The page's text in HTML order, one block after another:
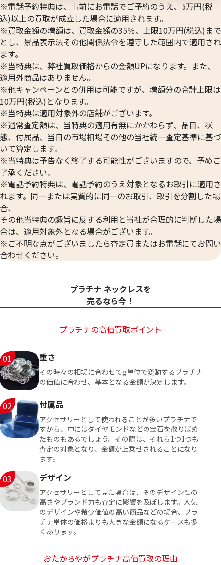
※電話予約特典は、事前にお電話でご予約のうえ、5万円(税
込)以上の買取が成立した場合に適用されます。
※買取金額の増額は、買取金額の35％、上限10万円(税込)まで
とし、景品表示法その他関係法令を遵守した範囲内で適用され
ます。
※当特典は、弊社買取価格からの金額UPになります。また、
適用外商品はありません。
※他キャンペーンとの併用は可能ですが、増額分の合計上限は
10万円(税込)となります。
※当特典は適用対象外の店舗がございます。
※通常査定額は、当特典の適用有無にかかわらず、品目、状
態、付属品、当日の市場相場その他の当社統一査定基準に基づ
いて算定します。
※当特典は予告なく終了する可能性がございますので、予めご
了承ください。
※電話予約特典は、電話予約のうえ対象となるお取引に適用さ
れます。同一または実質的に同一のお取引、取引を分割した場
合、
その他当特典の趣旨に反する利用と当社が合理的に判断した場
合は、適用対象外となる場合がございます。
※ご不明な点がございましたら査定員またはお電話にてお問い
合わせください。
プラチナ ネックレスを
売るなら今！
プラチナの高価買取ポイント
01 重さ
その時々の相場に合わせてg単位で変動するプラチナ
の価値に合わせ、基本となる金額が決定します。
02 付属品
アクセサリーとして使われることが多いプラチナで
すから、中にはダイヤモンドなどの宝石を散りばめ
たものもあるでしょう。その際は、それら1つ1つも
査定の対象となり、金額が上乗せされることになり
ます。
03 デザイン
アクセサリーとして見た場合は、そのデザイン性の
高さやブランド力も査定に影響を及ぼします。人気
のデザインや希少価値の高い商品などの場合、プラ
チナ単体の価格よりも大きな金額になるケースも多
くあります。
おたからやがプラチナ高価買取の理由